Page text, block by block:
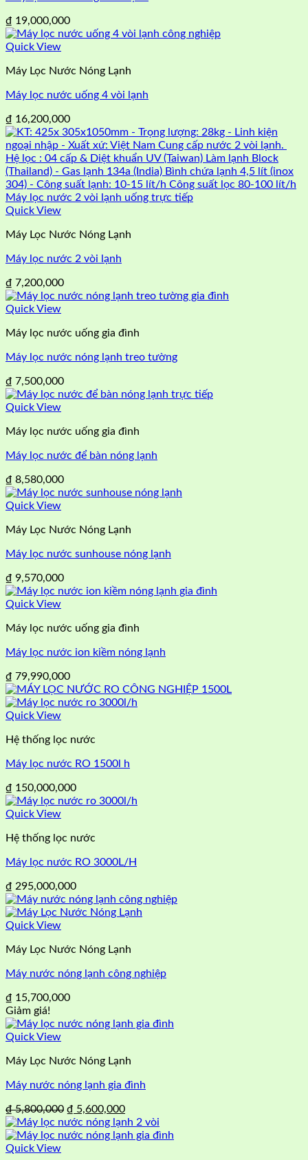
₫ 19,000,000
Quick View
Máy Lọc Nước Nóng Lạnh
Máy lọc nước uống 4 vòi lạnh
₫ 16,200,000
Quick View
Máy Lọc Nước Nóng Lạnh
Máy lọc nước 2 vòi lạnh
₫ 7,200,000
Quick View
Máy lọc nước uống gia đình
Máy lọc nước nóng lạnh treo tường
₫ 7,500,000
Quick View
Máy lọc nước uống gia đình
Máy lọc nước để bàn nóng lạnh
₫ 8,580,000
Quick View
Máy Lọc Nước Nóng Lạnh
Máy lọc nước sunhouse nóng lạnh
₫ 9,570,000
Quick View
Máy lọc nước uống gia đình
Máy lọc nước ion kiềm nóng lạnh
₫ 79,990,000
Quick View
Hệ thống lọc nước
Máy lọc nước RO 1500l h
₫ 150,000,000
Quick View
Hệ thống lọc nước
Máy lọc nước RO 3000L/H
₫ 295,000,000
Quick View
Máy Lọc Nước Nóng Lạnh
Máy nước nóng lạnh công nghiệp
₫ 15,700,000
Giảm giá!
Quick View
Máy Lọc Nước Nóng Lạnh
Máy nước nóng lạnh gia đình
₫5,800,000 Giá
gốc
là:
₫ 5,600,000Giá
hiện
tại
Quick View